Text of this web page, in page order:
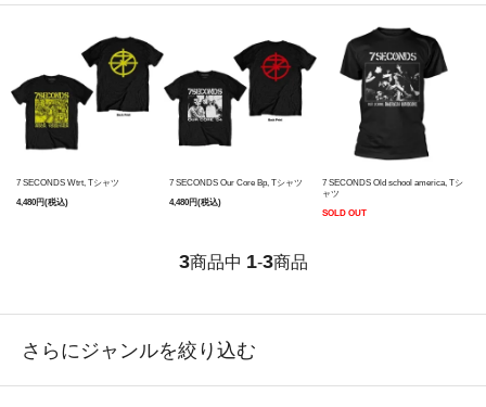
7 SECONDS Wtrt, Tシャツ
4,480円(税込)
7 SECONDS Our Core Bp, Tシャツ
4,480円(税込)
7 SECONDS Old school america, Tシ
ャツ
SOLD OUT
3商品中 1-3商品
さらにジャンルを絞り込む